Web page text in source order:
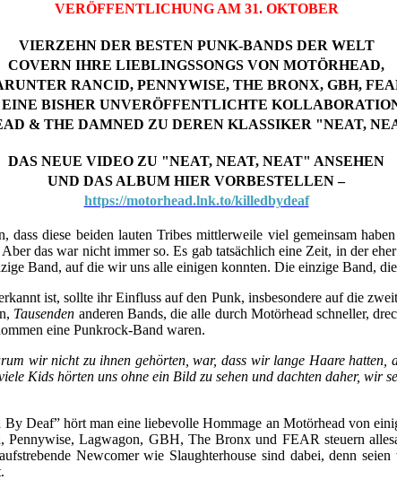
VERÖFFENTLICHUNG AM 31. OKTOBER
VIERZEHN DER BESTEN PUNK-BANDS DER WELT
COVERN IHRE LIEBLINGSSONGS VON MOTÖRHEAD,
RANCID, PENNYWISE, THE BRONX, GBH,
EINE BISHER UNVERÖFFENTLICHTE
& THE DAMNED ZU DEREN KLASSIKER "NEAT,
DAS NEUE VIDEO ZU "NEAT, NEAT, NEAT" ANSEHEN
UND DAS ALBUM HIER VORBESTELLEN –
https://motorhead.lnk.to/killedbydeaf
diese beiden lauten Tribes mittlerweile viel gemeinsam
das war nicht immer so. Es gab tatsächlich eine Zeit, in der
Band, auf die wir uns alle einigen konnten. Die einzige Band,
ist, sollte ihr Einfluss auf den Punk, insbesondere auf die
Tausenden anderen Bands, die alle durch Motörhead schneller,
eine Punkrock-Band waren.
wir nicht zu ihnen gehörten, war, dass wir lange Haare hatten,
Kids hörten uns ohne ein Bild zu sehen und dachten daher, wir
Deaf” hört man eine liebevolle Hommage an Motörhead von
Pennywise, Lagwagon, GBH, The Bronx und FEAR steuern
Newcomer wie Slaughterhouse sind dabei, denn